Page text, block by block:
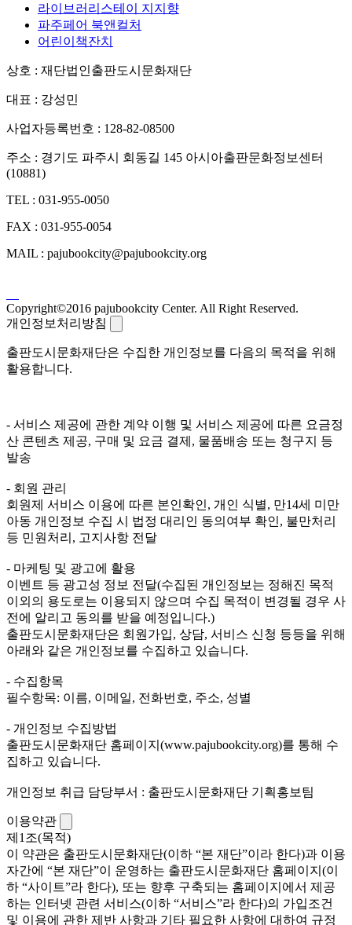
라이브러리스테이 지지향
파주페어 북앤컬처
어린이책잔치
상호 : 재단법인출판도시문화재단
대표 : 강성민
사업자등록번호 : 128-82-08500
주소 : 경기도 파주시 회동길 145 아시아출판문화정보센터
(10881)
TEL : 031-955-0050
FAX : 031-955-0054
MAIL : pajubookcity@pajubookcity.org
Copyright©2016 pajubookcity Center. All Right Reserved.
개인정보처리방침
출판도시문화재단은 수집한 개인정보를 다음의 목적을 위해
활용합니다.
- 서비스 제공에 관한 계약 이행 및 서비스 제공에 따른 요금정
산 콘텐츠 제공, 구매 및 요금 결제, 물품배송 또는 청구지 등
발송
- 회원 관리
회원제 서비스 이용에 따른 본인확인, 개인 식별, 만14세 미만
아동 개인정보 수집 시 법정 대리인 동의여부 확인, 불만처리
등 민원처리, 고지사항 전달
- 마케팅 및 광고에 활용
이벤트 등 광고성 정보 전달(수집된 개인정보는 정해진 목적
이외의 용도로는 이용되지 않으며 수집 목적이 변경될 경우 사
전에 알리고 동의를 받을 예정입니다.)
출판도시문화재단은 회원가입, 상담, 서비스 신청 등등을 위해
아래와 같은 개인정보를 수집하고 있습니다.
- 수집항목
필수항목: 이름, 이메일, 전화번호, 주소, 성별
- 개인정보 수집방법
출판도시문화재단 홈페이지(www.pajubookcity.org)를 통해 수
집하고 있습니다.
개인정보 취급 담당부서 : 출판도시문화재단 기획홍보팀
이용약관
제1조(목적)
이 약관은 출판도시문화재단(이하 “본 재단”이라 한다)과 이용
자간에 “본 재단”이 운영하는 출판도시문화재단 홈페이지(이
하 “사이트”라 한다), 또는 향후 구축되는 홈페이지에서 제공
하는 인터넷 관련 서비스(이하 “서비스”라 한다)의 가입조건
및 이용에 관한 제반 사항과 기타 필요한 사항에 대하여 규정